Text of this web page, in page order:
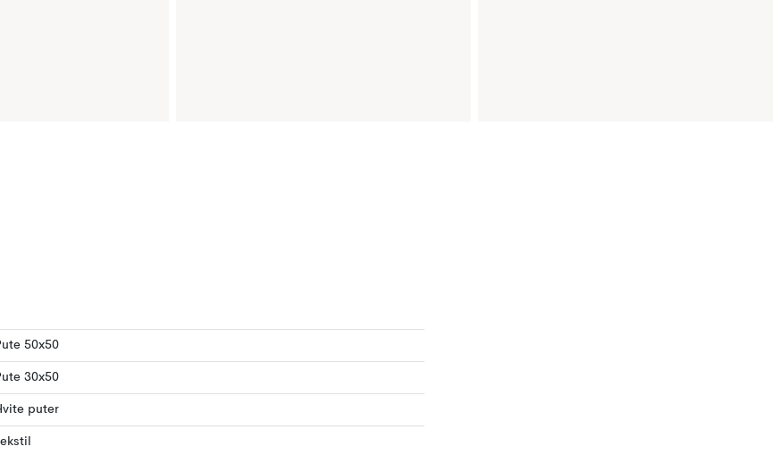
50x50
30x50
puter